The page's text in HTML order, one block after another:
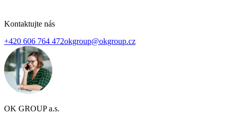
Kontaktujte nás
+420 606 764 472okgroup@okgroup.cz
OK GROUP a.s.